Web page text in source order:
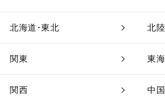
北海道･東北 北
関東 東海
関西 中